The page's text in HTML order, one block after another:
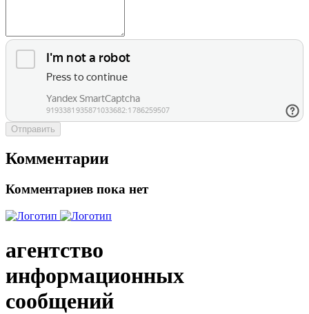
Отправить
Комментарии
Комментариев пока нет
агентство
информационных
сообщений